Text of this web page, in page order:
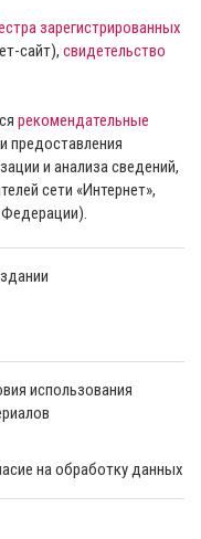
зарегистрированных
сайт), свидетельство
рекомендательные
предоставления
и анализа сведений,
сети «Интернет»,
использования
на обработку данных